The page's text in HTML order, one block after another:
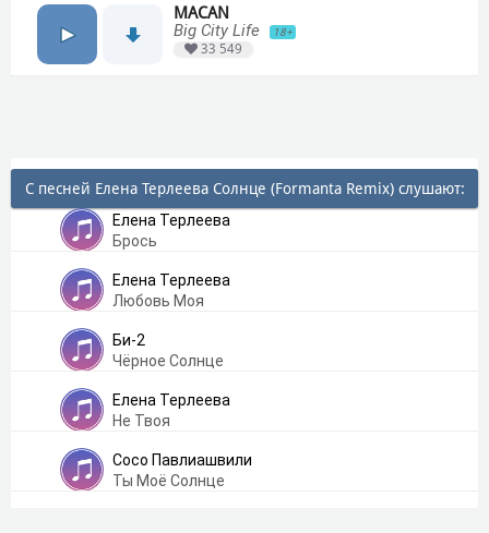
MACAN
Big City Life
18+
33 549
С песней Елена Терлеева Солнце (Formanta Remix) слушают:
Елена Терлеева
Брось
Елена Терлеева
Любовь Моя
Би-2
Чёрное Солнце
Елена Терлеева
Не Твоя
Сосо Павлиашвили
Ты Моё Солнце